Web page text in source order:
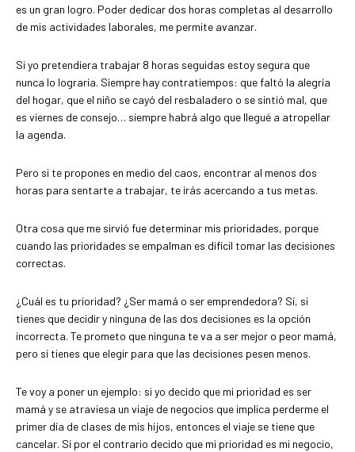
es un gran logro. Poder dedicar dos horas completas al desarrollo
de mis actividades laborales, me permite avanzar.
Si yo pretendiera trabajar 8 horas seguidas estoy segura que
nunca lo lograría. Siempre hay contratiempos: que faltó la alegría
del hogar, que el niño se cayó del resbaladero o se sintió mal, que
es viernes de consejo… siempre habrá algo que llegué a atropellar
la agenda.
Pero si te propones en medio del caos, encontrar al menos dos
horas para sentarte a trabajar, te irás acercando a tus metas.
Otra cosa que me sirvió fue determinar mis prioridades, porque
cuando las prioridades se empalman es difícil tomar las decisiones
correctas.
¿Cuál es tu prioridad? ¿Ser mamá o ser emprendedora? Sí, si
tienes que decidir y ninguna de las dos decisiones es la opción
incorrecta. Te prometo que ninguna te va a ser mejor o peor mamá,
pero sí tienes que elegir para que las decisiones pesen menos.
Te voy a poner un ejemplo: si yo decido que mi prioridad es ser
mamá y se atraviesa un viaje de negocios que implica perderme el
primer día de clases de mis hijos, entonces el viaje se tiene que
cancelar. Sí por el contrario decido que mi prioridad es mi negocio,